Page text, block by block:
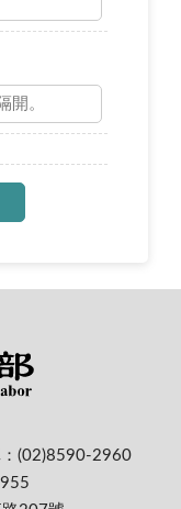
(02)8590-2960